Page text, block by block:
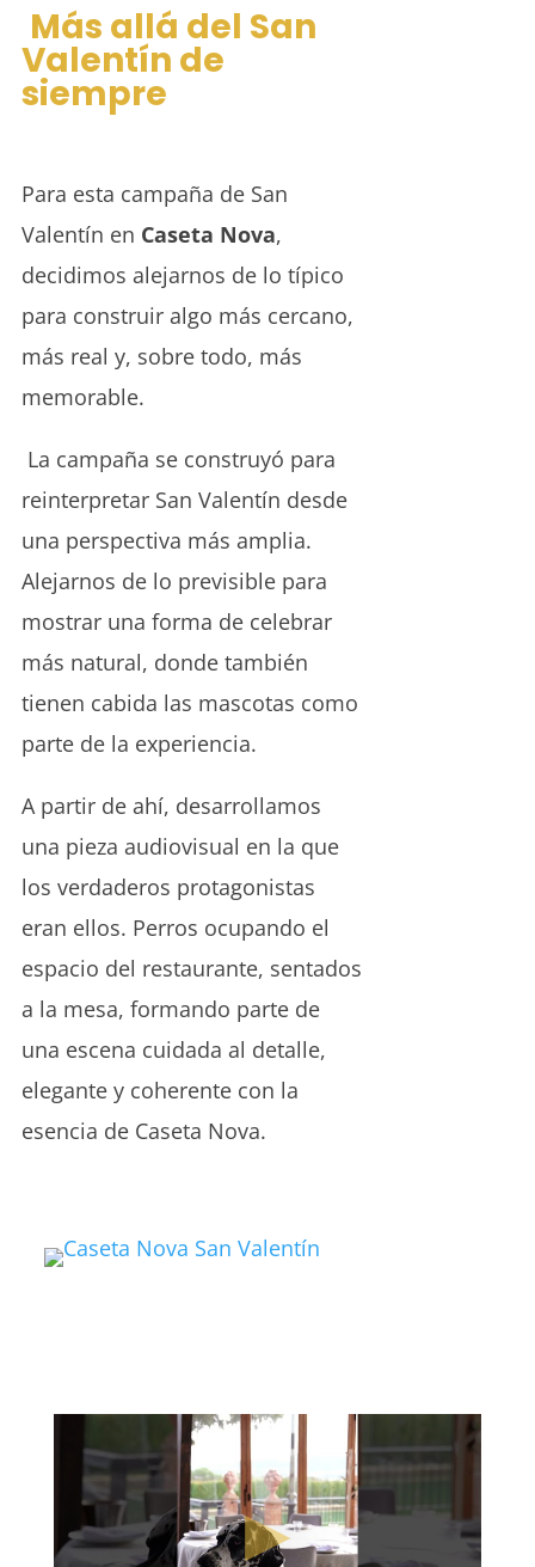
Más allá del San
Valentín de
siempre
Para esta campaña de San
Valentín en Caseta Nova,
decidimos alejarnos de lo típico
para construir algo más cercano,
más real y, sobre todo, más
memorable.
La campaña se construyó para
reinterpretar San Valentín desde
una perspectiva más amplia.
Alejarnos de lo previsible para
mostrar una forma de celebrar
más natural, donde también
tienen cabida las mascotas como
parte de la experiencia.
A partir de ahí, desarrollamos
una pieza audiovisual en la que
los verdaderos protagonistas
eran ellos. Perros ocupando el
espacio del restaurante, sentados
a la mesa, formando parte de
una escena cuidada al detalle,
elegante y coherente con la
esencia de Caseta Nova.